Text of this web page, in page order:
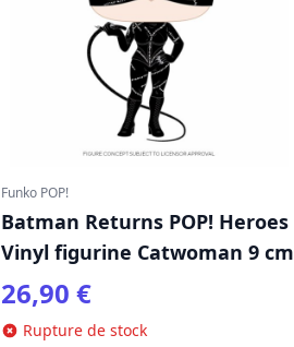
Funko POP!
Batman Returns POP! Heroes
Vinyl figurine Catwoman 9 cm
26,90 €
Rupture de stock